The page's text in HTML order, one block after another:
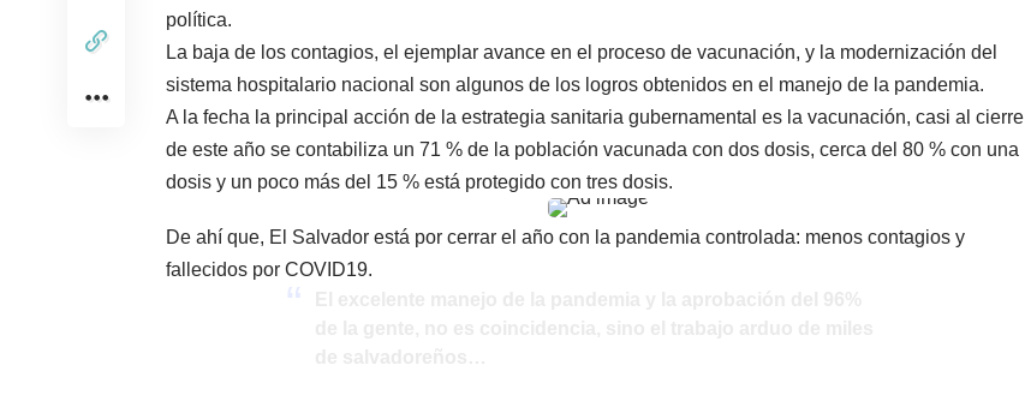
política.
La baja de los contagios, el ejemplar avance en el proceso de vacunación, y la modernización del
sistema hospitalario nacional son algunos de los logros obtenidos en el manejo de la pandemia.
A la fecha la principal acción de la estrategia sanitaria gubernamental es la vacunación, casi al cierre
de este año se contabiliza un 71 % de la población vacunada con dos dosis, cerca del 80 % con una
dosis y un poco más del 15 % está protegido con tres dosis.
De ahí que, El Salvador está por cerrar el año con la pandemia controlada: menos contagios y
fallecidos por COVID19.